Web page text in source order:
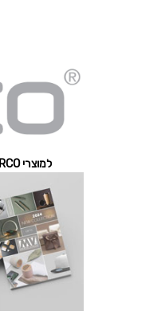
למוצרי VITALY MARCO לחץ כאן